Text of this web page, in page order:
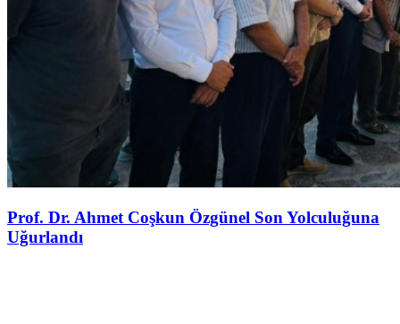
Prof. Dr. Ahmet Coşkun Özgünel Son Yolculuğuna
Uğurlandı